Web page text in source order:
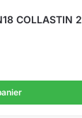
COLLASTIN 2